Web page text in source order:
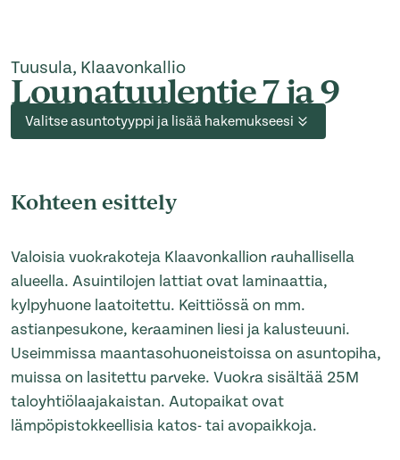
Tuusula, Klaavonkallio
Lounatuulentie 7 ja 9
Valitse asuntotyyppi ja lisää hakemukseesi
Kohteen esittely
Valoisia vuokrakoteja Klaavonkallion rauhallisella
alueella. Asuintilojen lattiat ovat laminaattia,
kylpyhuone laatoitettu. Keittiössä on mm.
astianpesukone, keraaminen liesi ja kalusteuuni.
Useimmissa maantasohuoneistoissa on asuntopiha,
muissa on lasitettu parveke. Vuokra sisältää 25M
taloyhtiölaajakaistan. Autopaikat ovat
lämpöpistokkeellisia katos- tai avopaikkoja.